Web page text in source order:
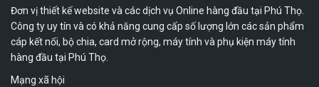
Đơn vị thiết kế website và các dịch vụ Online hàng đầu tại Phú Thọ.
Công ty uy tín và có khả năng cung cấp số lượng lớn các sản phẩm
cáp kết nối, bộ chia, card mở rộng, máy tính và phụ kiện máy tính
hàng đầu tại Phú Thọ.
Mạng xã hội